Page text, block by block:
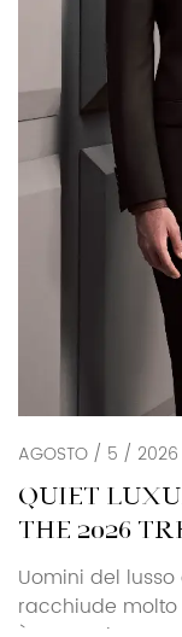
AGOSTO / 5 / 2026
QUIET
THE 2026
Uomini del
racchiude